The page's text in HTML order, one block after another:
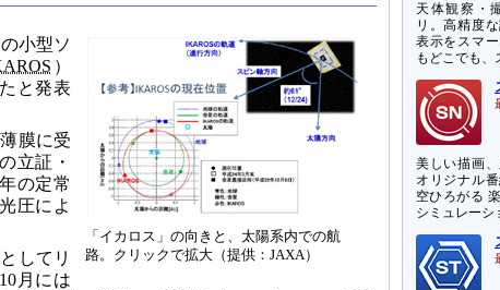
「イカロス」の向きと、太陽系内での航
路。クリックで拡大（提供：JAXA）
小型ソ
）
と発表
膜に受
立証・
の定常
圧によ
してリ
月には
天体観察・
リ。高精度
表示をスマ
もどこでも、
美しい描画、
オリジナル
空ひろがる
シミュレーシ